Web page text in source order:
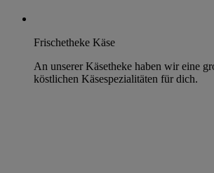
Frischetheke Käse
An unserer Käsetheke haben wir eine
köstlichen Käsespezialitäten für dich.